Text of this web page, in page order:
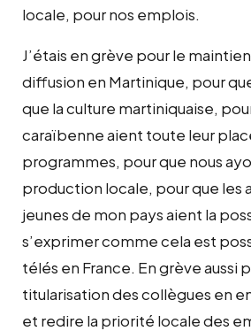
locale, pour nos emplois.
J’étais en grève pour le
diffusion en Martinique, pour
que la culture martiniquaise,
caraïbenne aient toute leur
programmes, pour que nous
production locale, pour que les
jeunes de mon pays aient la
s’exprimer comme cela est
télés en France. En grève aussi
titularisation des collègues en
et redire la priorité locale des